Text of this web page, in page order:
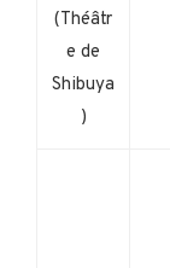
(Théâtr
e de
Shibuya
)